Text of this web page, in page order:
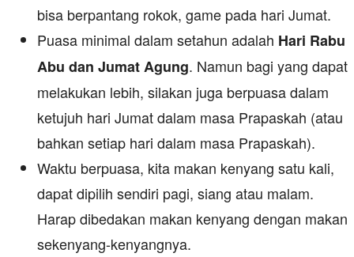
bisa berpantang rokok, game pada hari Jumat.
Puasa minimal dalam setahun adalah Hari Rabu
Abu dan Jumat Agung. Namun bagi yang dapat
melakukan lebih, silakan juga berpuasa dalam
ketujuh hari Jumat dalam masa Prapaskah (atau
bahkan setiap hari dalam masa Prapaskah).
Waktu berpuasa, kita makan kenyang satu kali,
dapat dipilih sendiri pagi, siang atau malam.
Harap dibedakan makan kenyang dengan makan
sekenyang-kenyangnya.